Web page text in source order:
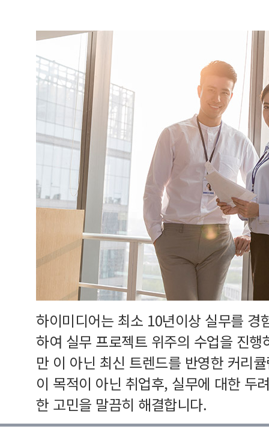
하이미디어는 최소 10년이상 실무를 경
하여 실무 프로젝트 위주의 수업을 진
만 이 아닌 최신 트렌드를 반영한 커리
이 목적이 아닌 취업후, 실무에 대한 두
한 고민을 말끔히 해결합니다.